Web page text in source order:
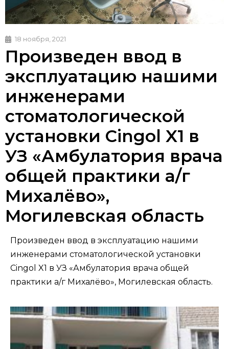
18 ноября, 2021
Произведен ввод в
эксплуатацию нашими
инженерами
стоматологической
установки Cingol X1 в
УЗ «Амбулатория врача
общей практики а/г
Михалёво»,
Могилевская область
Произведен ввод в эксплуатацию нашими
инженерами стоматологической установки
Cingol X1 в УЗ «Амбулатория врача общей
практики а/г Михалёво», Могилевская область.